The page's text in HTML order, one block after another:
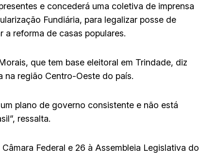
e concederá uma coletiva de imprensa
Fundiária, para legalizar posse de
reforma de casas populares.
que tem base eleitoral em Trindade, diz
na região Centro-Oeste do país.
plano de governo consistente e não está
ressalta.
Federal e 26 à Assembleia Legislativa do